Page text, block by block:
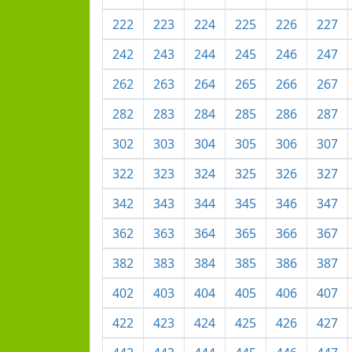
222
223 224 225 226
227
242
243 244 245 246
247
262
263 264 265 266
267
282
283 284 285 286
287
302
303 304 305 306
307
322
323 324 325 326
327
342
343 344 345 346
347
362
363 364 365 366
367
382
383 384 385 386
387
402
403 404 405 406
407
422
423 424 425 426
427